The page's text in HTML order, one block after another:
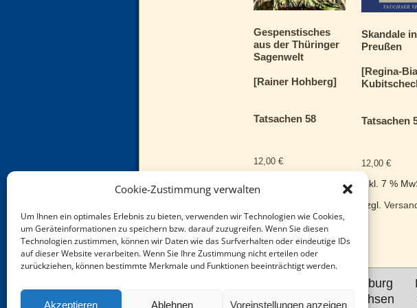
Cookie-Zustimmung verwalten
Um Ihnen ein optimales Erlebnis zu bieten, verwenden wir Technologien wie Cookies,
um Geräteinformationen zu speichern bzw. darauf zuzugreifen. Wenn Sie diesen
Technologien zustimmen, können wir Daten wie das Surfverhalten oder eindeutige IDs
auf dieser Website verarbeiten. Wenn Sie Ihre Zustimmung nicht erteilen oder
zurückziehen, können bestimmte Merkmale und Funktionen beeinträchtigt werden.
Akzeptieren Ablehnen Voreinstellungen anzeigen
Gespenstisches
aus der Thüringer
Sagenwelt
[Rainer Hohberg]
Tatsachen 58
12,00€
Skandale in
Preußen
[Regina-
Tatsachen
12,00 €
inkl. 7 %
zzgl.
Berlin-Brandenburg
Sachsen